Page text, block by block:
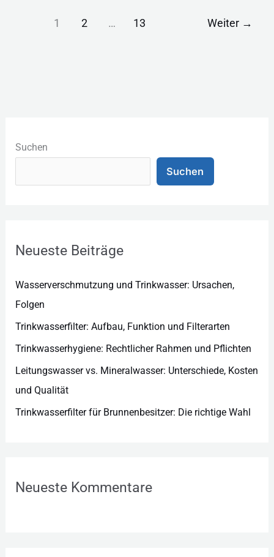
1 2 … 13 Weiter →
Suchen
Suchen
Neueste Beiträge
Wasserverschmutzung und Trinkwasser: Ursachen,
Folgen
Trinkwasserfilter: Aufbau, Funktion und Filterarten
Trinkwasserhygiene: Rechtlicher Rahmen und Pflichten
Leitungswasser vs. Mineralwasser: Unterschiede, Kosten
und Qualität
Trinkwasserfilter für Brunnenbesitzer: Die richtige Wahl
Neueste Kommentare
a
e
r
e
n